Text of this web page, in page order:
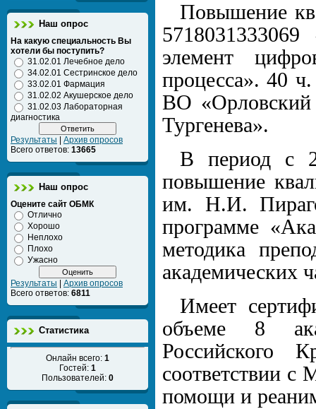
Наш опрос
На какую специальность Вы
хотели бы поступить?
31.02.01 Лечебное дело
34.02.01 Сестринское дело
33.02.01 Фармация
31.02.02 Акушерское дело
31.02.03 Лабораторная
диагностика
Результаты
Архив опросов
Всего ответов: 13665
Наш опрос
Оцените сайт ОБМК
Отлично
Хорошо
Неплохо
Плохо
Ужасно
Результаты
Архив опросов
Всего ответов: 6811
Статистика
Онлайн всего: 1
Гостей: 1
Пользователей: 0
Повышение
элемент
процесса». 40
ВО «Орловский
Тургенева».
В период с
повышение
им. Н.И.
программе
методика
академических
Имеет
объеме 8
Российского
соответствии с
помощи и